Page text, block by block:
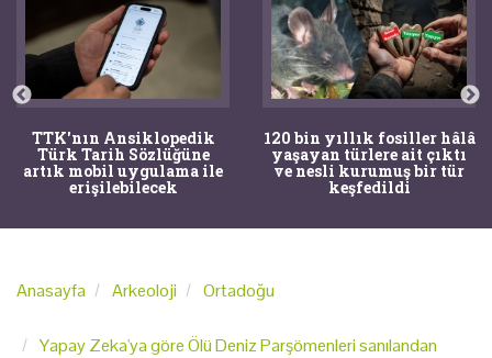
TTK'nın Ansiklopedik
Türk Tarih Sözlüğüne
artık mobil uygulama ile
erişilebilecek
120 bin yıllık fosiller hâlâ
yaşayan türlere ait çıktı
ve nesli kurumuş bir tür
keşfedildi
Anasayfa Arkeoloji Ortadoğu
Yapay Zeka'ya göre Ölü Deniz Parşömenleri sanılandan